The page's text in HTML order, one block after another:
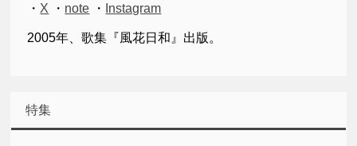
・ X ・ note ・ Instagram
2005年、歌集『風花日和』出版。
特集